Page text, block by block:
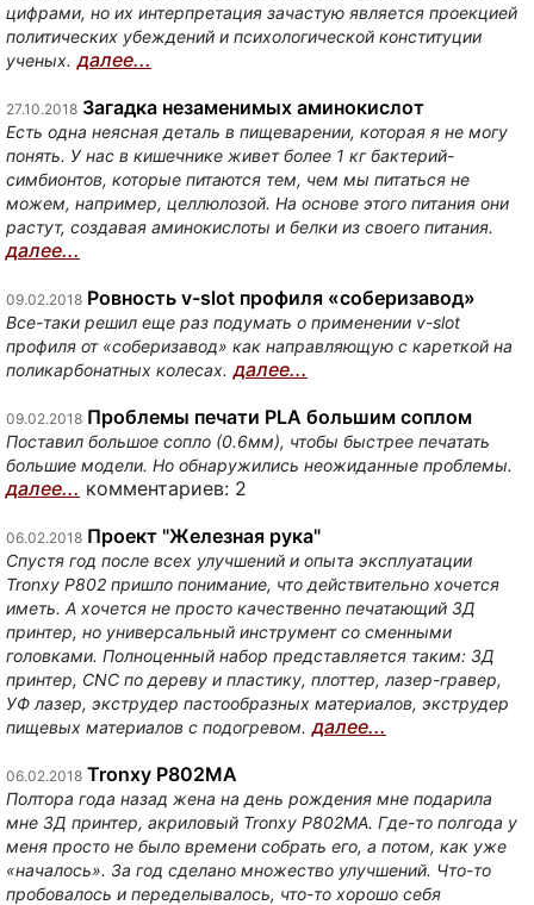
цифрами, но их интерпретация зачастую является проекцией
политических убеждений и психологической конституции
ученых. далее...
27.10.2018 Загадка незаменимых аминокислот
Есть одна неясная деталь в пищеварении, которая я не могу
понять. У нас в кишечнике живет более 1 кг бактерий-
симбионтов, которые питаются тем, чем мы питаться не
можем, например, целлюлозой. На основе этого питания они
растут, создавая аминокислоты и белки из своего питания.
далее...
09.02.2018 Ровность v-slot профиля «соберизавод»
Все-таки решил еще раз подумать о применении v-slot
профиля от «соберизавод» как направляющую с кареткой на
поликарбонатных колесах. далее...
09.02.2018 Проблемы печати PLA большим соплом
Поставил большое сопло (0.6мм), чтобы быстрее печатать
большие модели. Но обнаружились неожиданные проблемы.
далее... комментариев: 2
06.02.2018 Проект "Железная рука"
Спустя год после всех улучшений и опыта эксплуатации
Tronxy P802 пришло понимание, что действительно хочется
иметь. А хочется не просто качественно печатающий 3Д
принтер, но универсальный инструмент со сменными
головками. Полноценный набор представляется таким: 3Д
принтер, CNC по дереву и пластику, плоттер, лазер-гравер,
УФ лазер, экструдер пастообразных материалов, экструдер
пищевых материалов с подогревом. далее...
06.02.2018 Tronxy P802MA
Полтора года назад жена на день рождения мне подарила
мне 3Д принтер, акриловый Tronxy P802MA. Где-то полгода у
меня просто не было времени собрать его, а потом, как уже
«началось». За год сделано множество улучшений. Что-то
пробовалось и переделывалось, что-то хорошо себя